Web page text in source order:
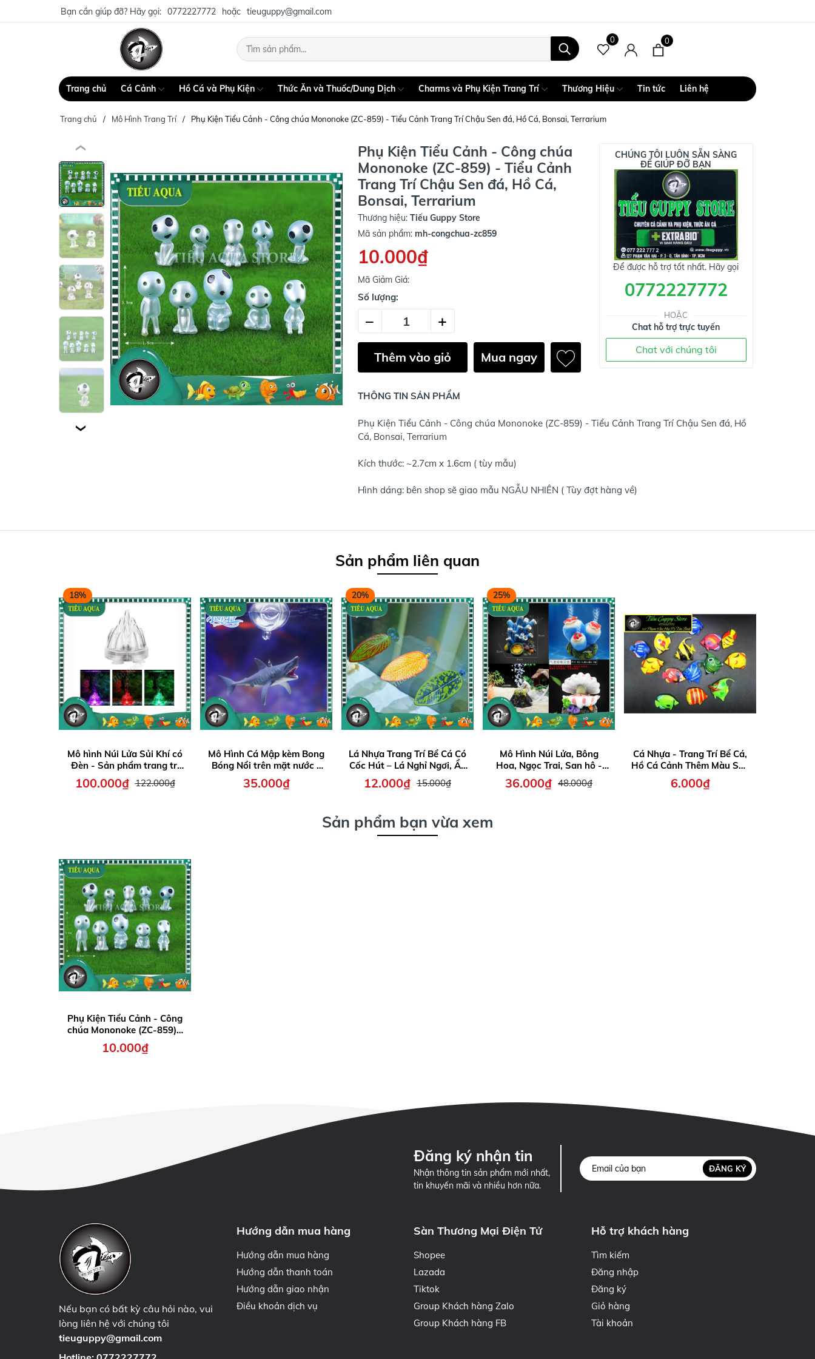
Bạn cần giúp đỡ? Hãy gọi: 0772227772 hoặc tieuguppy@gmail.com
0 0
Trang chủ Cá Cảnh Hồ Cá và Phụ Kiện Thức Ăn và Thuốc/Dung Dịch Charms và Phụ Kiện Trang Trí Thương Hiệu Tin tức Liên hệ
Trang chủ Mô Hình Trang Trí Phụ Kiện Tiểu Cảnh - Công chúa Mononoke (ZC-859) - Tiểu Cảnh Trang Trí Chậu Sen đá, Hồ Cá, Bonsai, Terrarium
Phụ Kiện Tiểu Cảnh - Công chúa
Mononoke (ZC-859) - Tiểu Cảnh
Trang Trí Chậu Sen đá, Hồ Cá,
Bonsai, Terrarium
Thương hiệu: Tiếu Guppy Store
Mã sản phẩm: mh-congchua-zc859
10.000₫
Mã Giảm Giá:
Số lượng:
– +
Thêm vào giỏ Mua ngay
CHÚNG TÔI LUÔN SẴN SÀNG
ĐỂ GIÚP ĐỠ BẠN
Để được hỗ trợ tốt nhất. Hãy gọi
0772227772
HOẶC
Chat hỗ trợ trực tuyến
Chat với chúng tôi
THÔNG TIN SẢN PHẨM
Phụ Kiện Tiểu Cảnh - Công chúa Mononoke (ZC-859) - Tiểu Cảnh Trang Trí Chậu Sen đá, Hồ
Cá, Bonsai, Terrarium
Kích thước: ~2.7cm x 1.6cm ( tùy mẫu)
Hình dáng: bên shop sẽ giao mẫu NGẪU NHIÊN ( Tùy đợt hàng về)
Sản phẩm liên quan
18%
Mô hình Núi Lửa Sủi Khí có
Đèn - Sản phẩm trang trí
hồ cá thêm sinh động
100.000₫ 122.000₫
Mô Hình Cá Mập kèm Bong
Bóng Nổi trên mặt nước –
Phụ kiện độc đáo giúp bể
cá thêm sinh động, đáng
35.000₫
20%
Lá Nhựa Trang Trí Bể Cá Có
Cốc Hút – Lá Nghỉ Ngơi, Ẩn
Nấp, Làm Tổ cho cá Betta
và các loại cá khác
12.000₫ 15.000₫
25%
Mô Hình Núi Lửa, Bông
Hoa, Ngọc Trai, San hô -
Sủi Oxy - Mô Hình Trang Trí
Hồ Cá
36.000₫ 48.000₫
Cá Nhựa - Trang Trí Bể Cá,
Hồ Cá Cảnh Thêm Màu Sắc
(Mẫu chọn ngẫu nhiên)
6.000₫
Sản phẩm bạn vừa xem
Phụ Kiện Tiểu Cảnh - Công
chúa Mononoke (ZC-859) -
Tiểu Cảnh Trang Trí Chậu
Sen đá, Hồ Cá, Bonsai,
10.000₫
Đăng ký nhận tin
Nhận thông tin sản phẩm mới nhất,
tin khuyến mãi và nhiều hơn nữa.
ĐĂNG KÝ
Nếu bạn có bất kỳ câu hỏi nào, vui
lòng liên hệ với chúng tôi
tieuguppy@gmail.com
Hướng dẫn mua hàng
Hướng dẫn mua hàng
Hướng dẫn thanh toán
Hướng dẫn giao nhận
Điều khoản dịch vụ
Sàn Thương Mại Điện Tử
Shopee
Lazada
Tiktok
Group Khách hàng Zalo
Group Khách hàng FB
Hỗ trợ khách hàng
Tìm kiếm
Đăng nhập
Đăng ký
Giỏ hàng
Tài khoản